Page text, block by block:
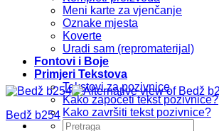
Meni karte za vjenčanje
Oznake mjesta
Koverte
Uradi sam (repromaterijal)
Fontovi i Boje
Primjeri Tekstova
Tekstovi za pozivnice
Kako započeti tekst pozivnice?
Kako završiti tekst pozivnice?
Pretraži:
Bedž b254